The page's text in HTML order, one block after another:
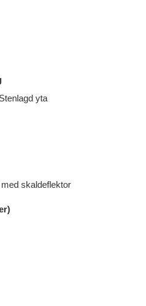
yta
skaldeflektor